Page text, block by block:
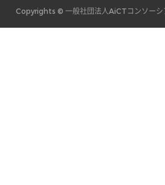
Copyrights © 一般社団法人AiCTコンソー